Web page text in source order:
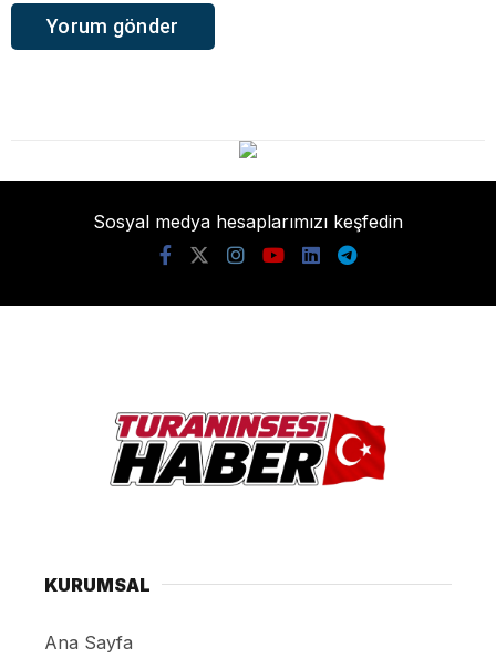
Sosyal medya hesaplarımızı keşfedin
KURUMSAL
Ana Sayfa